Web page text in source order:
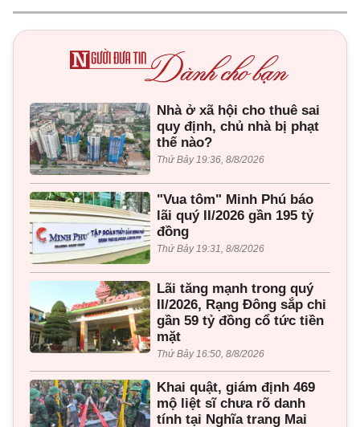
Nhà ở xã hội cho thuê sai
quy định, chủ nhà bị phạt
thế nào?
Thứ Bảy 19:36, 8/8/2026
"Vua tôm" Minh Phú báo
lãi quý II/2026 gần 195 tỷ
đồng
Thứ Bảy 19:31, 8/8/2026
Lãi tăng mạnh trong quý
II/2026, Rạng Đông sắp chi
gần 59 tỷ đồng cổ tức tiền
mặt
Thứ Bảy 16:50, 8/8/2026
Khai quật, giám định 469
mộ liệt sĩ chưa rõ danh
tính tại Nghĩa trang Mai